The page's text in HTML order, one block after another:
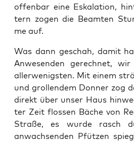
offen­bar eine Eska­la­ti­on,
tern zogen die Beam­ten
me auf.
Was dann geschah, damit
Anwe­sen­den gerech­net,
aller­we­nigs­ten. Mit einem
und grol­len­dem Don­ner zog
direkt über unser Haus
ter Zeit flos­sen Bäche von
Stra­ße, es wur­de rasch
anwach­sen­den Pfüt­zen